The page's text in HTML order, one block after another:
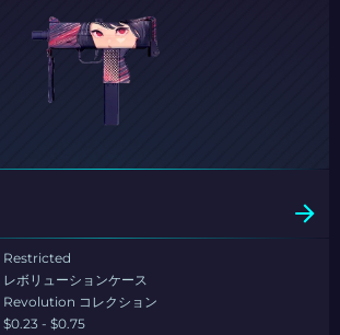
Restricted
レボリューションケース
Revolution コレクション
$0.23 - $0.75